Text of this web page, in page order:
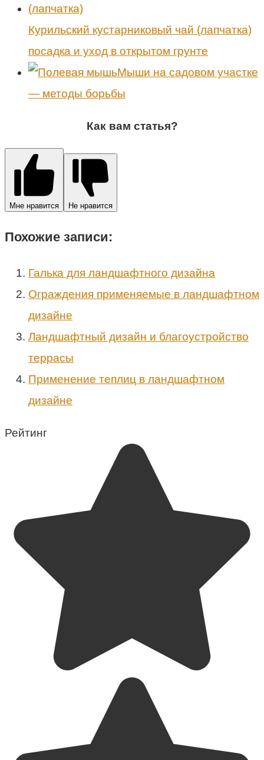
Курильский кустарниковый чай (лапчатка)
посадка и уход в открытом грунте
Мыши на садовом участке
— методы борьбы
Как вам статья?
Мне нравится Не нравится
Похожие записи:
Галька для ландшафтного дизайна
Ограждения применяемые в ландшафтном
дизайне
Ландшафтный дизайн и благоустройство
террасы
Применение теплиц в ландшафтном
дизайне
Рейтинг